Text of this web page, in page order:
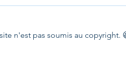
n'est pas soumis au copyright.